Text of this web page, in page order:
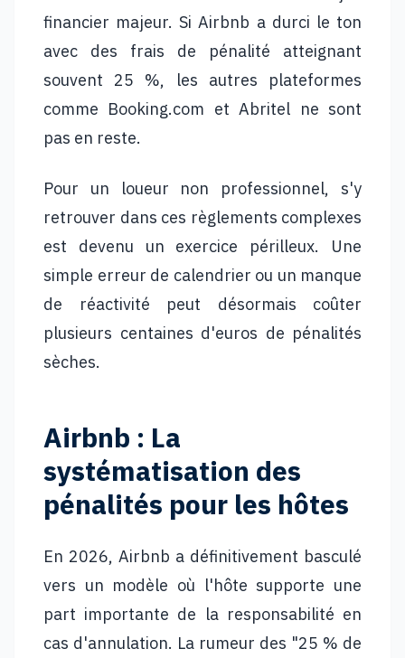
financier majeur. Si Airbnb a durci le ton
avec des frais de pénalité atteignant
souvent 25 %, les autres plateformes
comme Booking.com et Abritel ne sont
pas en reste.
Pour un loueur non professionnel, s'y
retrouver dans ces règlements complexes
est devenu un exercice périlleux. Une
simple erreur de calendrier ou un manque
de réactivité peut désormais coûter
plusieurs centaines d'euros de pénalités
sèches.
Airbnb : La
systématisation des
pénalités pour les hôtes
En 2026, Airbnb a définitivement basculé
vers un modèle où l'hôte supporte une
part importante de la responsabilité en
cas d'annulation. La rumeur des "25 % de